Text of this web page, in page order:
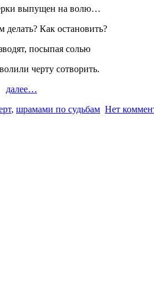
выпущен на волю…
делать? Как остановить?
посыпая солью
черту сотворить.
далее…
, шрамами по судьбам Нет